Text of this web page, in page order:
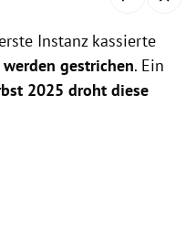
Instanz kassierte
gestrichen. Ein
2025 droht diese